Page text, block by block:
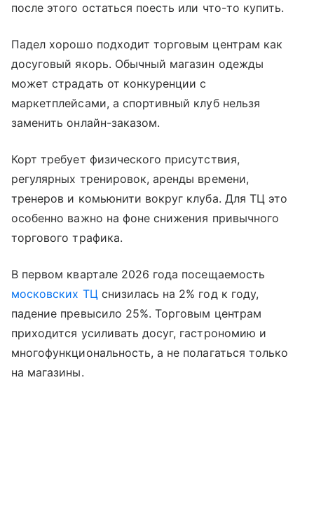
после этого остаться поесть или что-то купить.
Падел хорошо подходит торговым центрам как
досуговый якорь. Обычный магазин одежды
может страдать от конкуренции с
маркетплейсами, а спортивный клуб нельзя
заменить онлайн-заказом.
Корт требует физического присутствия,
регулярных тренировок, аренды времени,
тренеров и комьюнити вокруг клуба. Для ТЦ это
особенно важно на фоне снижения привычного
торгового трафика.
В первом квартале 2026 года посещаемость
московских ТЦснизилась на 2% год к году,
падение превысило 25%. Торговым центрам
приходится усиливать досуг, гастрономию и
многофункциональность, а не полагаться только
на магазины.